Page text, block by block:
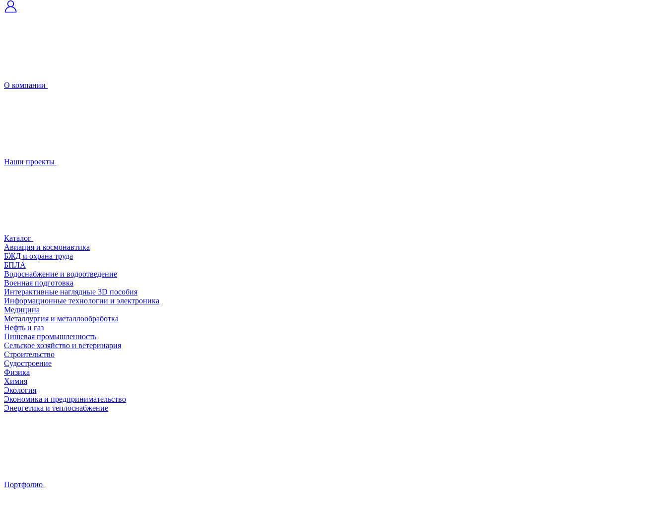
О компании
Наши проекты
Каталог
Авиация и космонавтика
БЖД и охрана труда
БПЛА
Водоснабжение и водоотведение
Военная подготовка
Интерактивные наглядные 3D пособия
Информационные технологии и электроника
Медицина
Металлургия и металлообработка
Нефть и газ
Пищевая промышленность
Сельское хозяйство и ветеринария
Строительство
Судостроение
Физика
Химия
Экология
Экономика и предпринимательство
Энергетика и теплоснабжение
Портфолио